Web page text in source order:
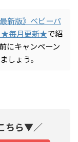
最新版》ベビーパ
★毎月更新★で紹
にキャンペーン
しょう。
ちら▼／